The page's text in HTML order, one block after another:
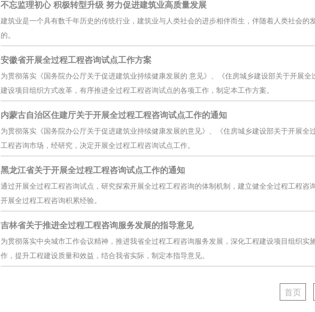
不忘监理初心 积极转型升级 努力促进建筑业高质量发展
建筑业是一个具有数千年历史的传统行业，建筑业与人类社会的进步相伴而生，伴随着人类社会的
的。
安徽省开展全过程工程咨询试点工作方案
为贯彻落实《国务院办公厅关于促进建筑业持续健康发展的 意见》、《住房城乡建设部关于开展
建设项目组织方式改革，有序推进全过程工程咨询试点的各项工作，制定本工作方案。
内蒙古自治区住建厅关于开展全过程工程咨询试点工作的通知
为贯彻落实《国务院办公厅关于促进建筑业持续健康发展的意见》、《住房城乡建设部关于开展全
工程咨询市场，经研究，决定开展全过程工程咨询试点工作。
黑龙江省关于开展全过程工程咨询试点工作的通知
通过开展全过程工程咨询试点，研究探索开展全过程工程咨询的体制机制，建立健全全过程工程咨
开展全过程工程咨询积累经验。
吉林省关于推进全过程工程咨询服务发展的指导意见
为贯彻落实中央城市工作会议精神，推进我省全过程工程咨询服务发展，深化工程建设项目组织
作，提升工程建设质量和效益，结合我省实际，制定本指导意见。
首页